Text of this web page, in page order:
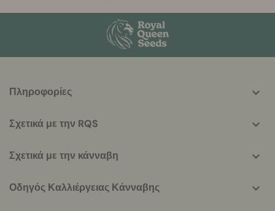
helpful
Πληροφορίες
Σχετικά με την RQS
Σχετικά με την κάνναβη
Οδηγός Καλλιέργειας Κάνναβης